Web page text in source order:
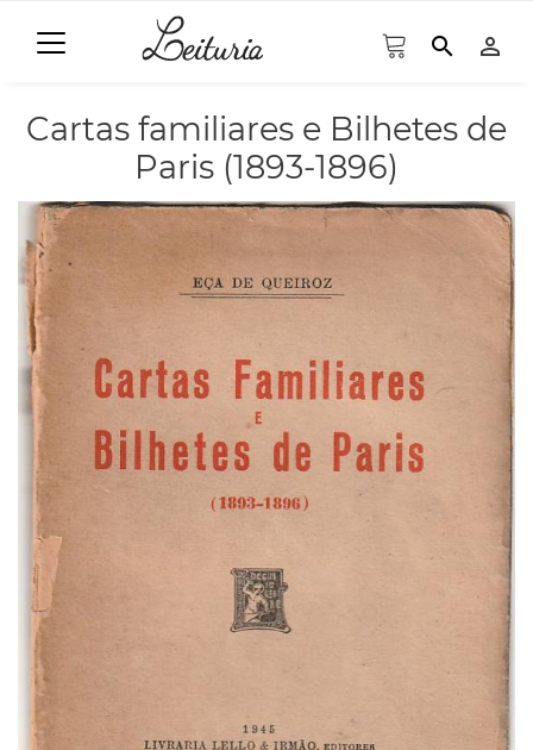
search person_outline
Cartas familiares e Bilhetes de
Paris (1893-1896)